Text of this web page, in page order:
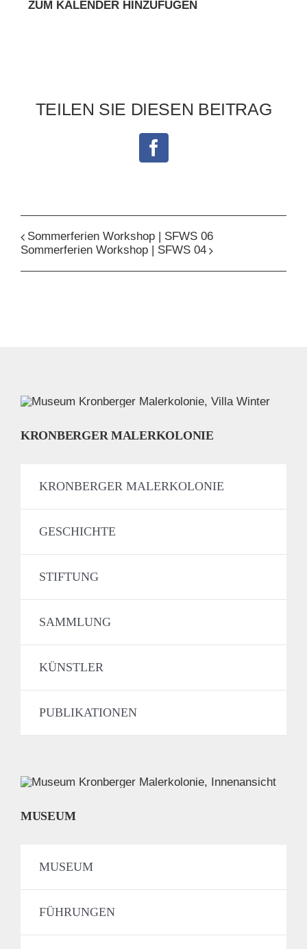
ZUM KALENDER HINZUFÜGEN
TEILEN SIE DIESEN BEITRAG
Facebook
Sommerferien Workshop | SFWS 06
Sommerferien Workshop | SFWS 04
KRONBERGER MALERKOLONIE
KRONBERGER MALERKOLONIE
GESCHICHTE
STIFTUNG
SAMMLUNG
KÜNSTLER
PUBLIKATIONEN
MUSEUM
MUSEUM
FÜHRUNGEN